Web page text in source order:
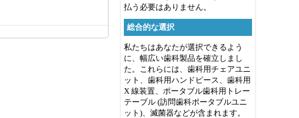
払う必要はありません。
総合的な選択
私たちはあなたが選択できるよう
に、幅広い歯科製品を確立しまし
た。これらには、歯科用チェアユニ
ット、歯科用ハンドピース、歯科用
X 線装置、ポータブル歯科用トレー
テーブル (訪問歯科ポータブルユニ
ット)、滅菌器などが含まれます。